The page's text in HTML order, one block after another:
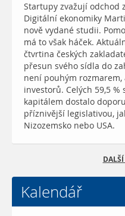
Startupy zvažují odchod
Digitální ekonomiky
nově vydané studii.
má to však háček.
čtvrtina českých
přesun svého sídla do
není pouhým
investorů. Celých 59,5
kapitálem dostalo
příznivější legislativou,
Nizozemsko nebo USA.
Kalendář